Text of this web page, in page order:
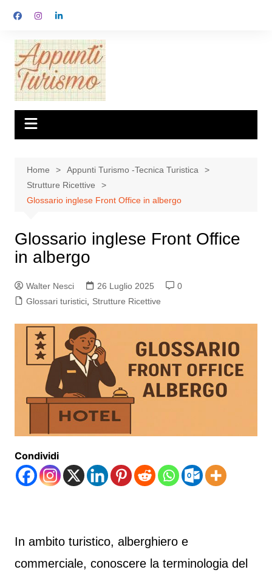
contenuto
Home
Appunti Turismo -Tecnica Turistica
Strutture Ricettive
Glossario inglese Front Office in albergo
Glossario inglese Front Office
in albergo
Walter Nesci 26 Luglio 2025
0
Glossari turistici, Strutture Ricettive
Condividi
In ambito turistico, alberghiero e
commerciale, conoscere la terminologia del